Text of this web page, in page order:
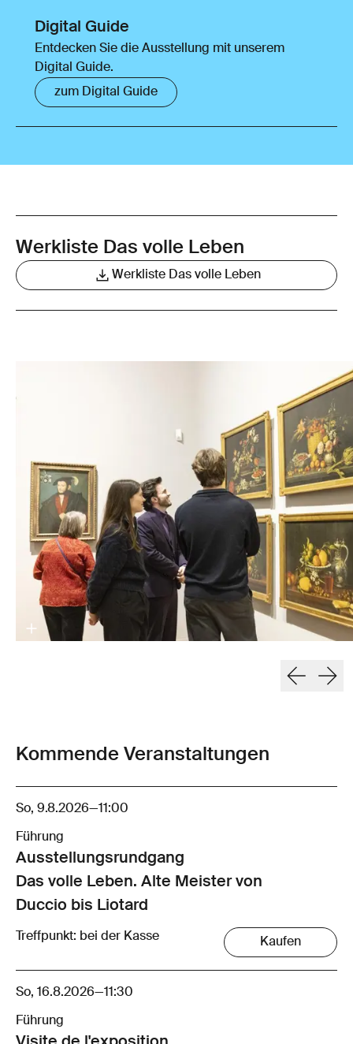
Digital Guide
Entdecken Sie die Ausstellung mit unserem
Digital Guide.
zum Digital Guide
Werkliste Das volle Leben
Werkliste Das volle Leben
Kommende Veranstaltungen
So, 9.8.2026—11:00
Führung
Ausstellungsrund­gang
Das volle Leben. Alte Meister von
Duccio bis Liotard
Treffpunkt: bei der Kasse Kaufen
So, 16.8.2026—11:30
Führung